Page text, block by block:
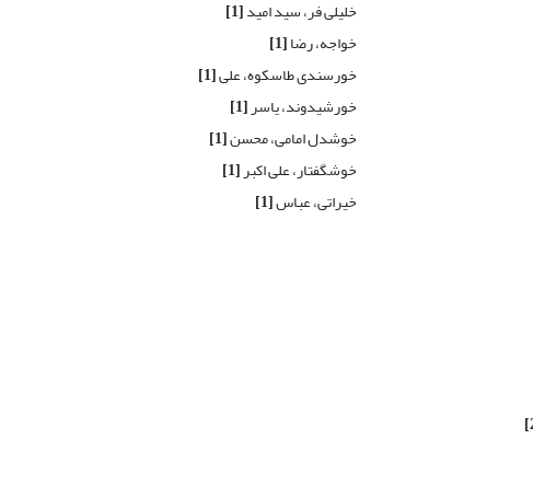
خلیلی فر، سید امید[1]
خواجه، رضا[1]
خورسندی طاسکوه، علی[1]
خورشیدوند، یاسر[1]
خوشدل امامی، محسن[1]
خوشگفتار، علی اکبر[1]
خیراتی، عباس[1]